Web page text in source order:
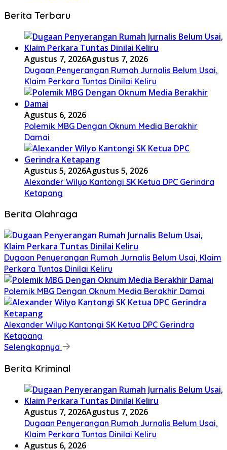
Berita Terbaru
Agustus 7, 2026Agustus 7, 2026
Dugaan Penyerangan Rumah Jurnalis Belum Usai,
Klaim Perkara Tuntas Dinilai Keliru
Agustus 6, 2026
Polemik MBG Dengan Oknum Media Berakhir
Damai
Agustus 5, 2026Agustus 5, 2026
Alexander Wilyo Kantongi SK Ketua DPC Gerindra
Ketapang
Berita Olahraga
Dugaan Penyerangan Rumah Jurnalis Belum Usai, Klaim
Perkara Tuntas Dinilai Keliru
Polemik MBG Dengan Oknum Media Berakhir Damai
Alexander Wilyo Kantongi SK Ketua DPC Gerindra
Ketapang
Selengkapnya
Berita Kriminal
Agustus 7, 2026Agustus 7, 2026
Dugaan Penyerangan Rumah Jurnalis Belum Usai,
Klaim Perkara Tuntas Dinilai Keliru
Agustus 6, 2026